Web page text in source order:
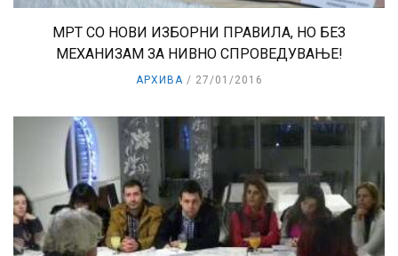
МРТ СО НОВИ ИЗБОРНИ ПРАВИЛА, НО БЕЗ
МЕХАНИЗАМ ЗА НИВНО СПРОВЕДУВАЊЕ!
АРХИВА 27/01/2016